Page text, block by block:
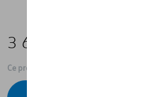
3 698,99 €
Ce produit n'est actuellement pas de